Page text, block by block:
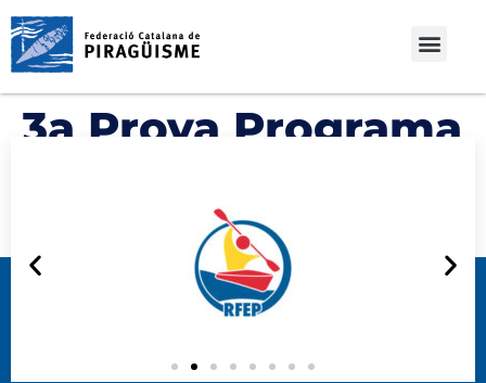
3a Prova Programa